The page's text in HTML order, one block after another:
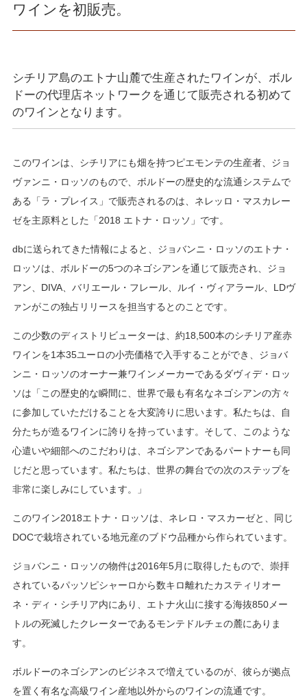
ワインを初販売。
シチリア島のエトナ山麓で生産されたワインが、ボル
ドーの代理店ネットワークを通じて販売される初めて
のワインとなります。
このワインは、シチリアにも畑を持つピエモンテの生産者、ジョ
ヴァンニ・ロッソのもので、ボルドーの歴史的な流通システムで
ある「ラ・プレイス」で販売されるのは、ネレッロ・マスカレー
ゼを主原料とした「2018 エトナ・ロッソ」です。
dbに送られてきた情報によると、ジョバンニ・ロッソのエトナ・
ロッソは、ボルドーの5つのネゴシアンを通じて販売され、ジョ
アン、DIVA、バリエール・フレール、ルイ・ヴィアラール、LDヴ
ァンがこの独占リリースを担当するとのことです。
この少数のディストリビューターは、約18,500本のシチリア産赤
ワインを1本35ユーロの小売価格で入手することができ、ジョバ
ンニ・ロッソのオーナー兼ワインメーカーであるダヴィデ・ロッ
ソは「この歴史的な瞬間に、世界で最も有名なネゴシアンの方々
に参加していただけることを大変誇りに思います。私たちは、自
分たちが造るワインに誇りを持っています。そして、このような
心遣いや細部へのこだわりは、ネゴシアンであるパートナーも同
じだと思っています。私たちは、世界の舞台での次のステップを
非常に楽しみにしています。」
このワイン2018エトナ・ロッソは、ネレロ・マスカーゼと、同じ
DOCで栽培されている地元産のブドウ品種から作られています。
ジョバンニ・ロッソの物件は2016年5月に取得したもので、崇拝
されているパッソピシャーロから数キロ離れたカスティリオー
ネ・ディ・シチリア内にあり、エトナ火山に接する海抜850メー
トルの死滅したクレーターであるモンテドルチェの麓にありま
す。
ボルドーのネゴシアンのビジネスで増えているのが、彼らが拠点
を置く有名な高級ワイン産地以外からのワインの流通です。